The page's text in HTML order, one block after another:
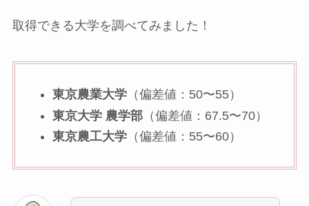
取得できる大学を調べてみました！
東京農業大学（偏差値：50〜55）
東京大学 農学部（偏差値：67.5〜70）
東京農工大学（偏差値：55〜60）